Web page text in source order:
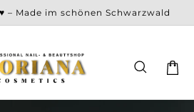
– Made im schönen Schwarzwald